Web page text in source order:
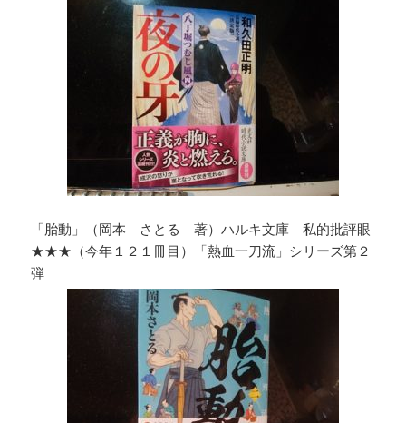
「胎動」（岡本 さとる 著）ハルキ文庫 私的批評眼
★★★（今年１２１冊目）「熱血一刀流」シリーズ第２
弾